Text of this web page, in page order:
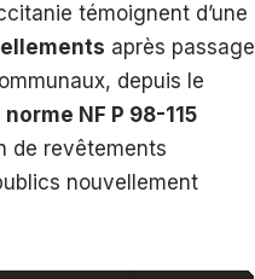
témoignent d’une
après passage
depuis le
norme NF P 98-115
de revêtements
nouvellement